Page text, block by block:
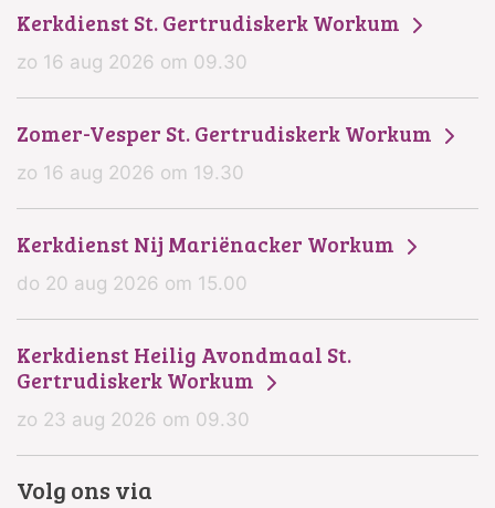
Kerkdienst St. Gertrudiskerk Workum
zo 16 aug 2026 om 09.30
Zomer-Vesper St. Gertrudiskerk Workum
zo 16 aug 2026 om 19.30
Kerkdienst Nij Mariënacker Workum
do 20 aug 2026 om 15.00
Kerkdienst Heilig Avondmaal St.
Gertrudiskerk Workum
zo 23 aug 2026 om 09.30
Volg ons via